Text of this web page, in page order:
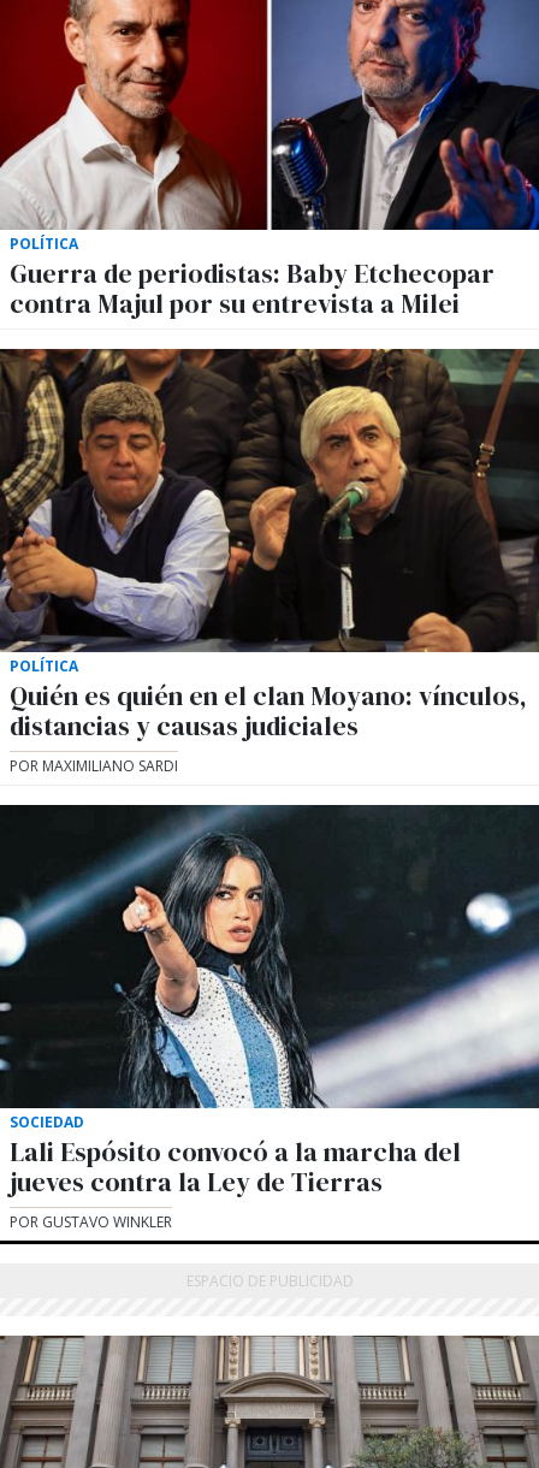
POLÍTICA
Guerra de periodistas: Baby Etchecopar
contra Majul por su entrevista a Milei
POLÍTICA
Quién es quién en el clan Moyano: vínculos,
distancias y causas judiciales
POR MAXIMILIANO SARDI
SOCIEDAD
Lali Espósito convocó a la marcha del
jueves contra la Ley de Tierras
POR GUSTAVO WINKLER